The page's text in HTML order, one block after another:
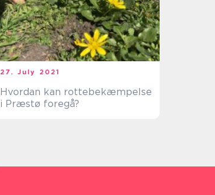
27. July 2021
Hvordan kan rottebekæmpelse
i Præstø foregå?